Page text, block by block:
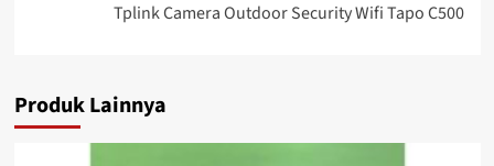
Tplink Camera Outdoor Security Wifi Tapo C500
Produk Lainnya